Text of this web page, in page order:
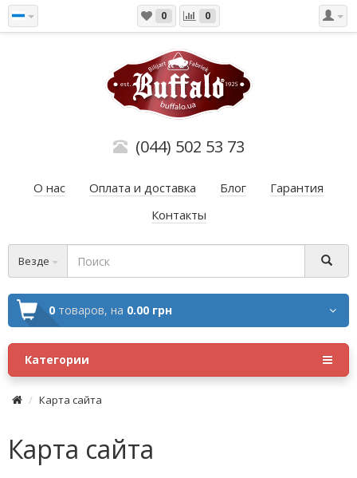
0 0
(044) 502 53 73
О нас Оплата и доставка Блог
Гарантия
Контакты
Везде
0 товаров, на 0.00 грн
Категории
Карта сайта
Карта сайта